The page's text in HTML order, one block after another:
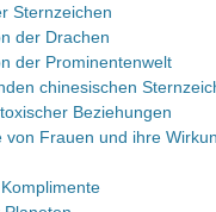
Sternzeichen
der Drachen
der Prominentenwelt
chinesischen
Beziehungen
von Frauen und ihre